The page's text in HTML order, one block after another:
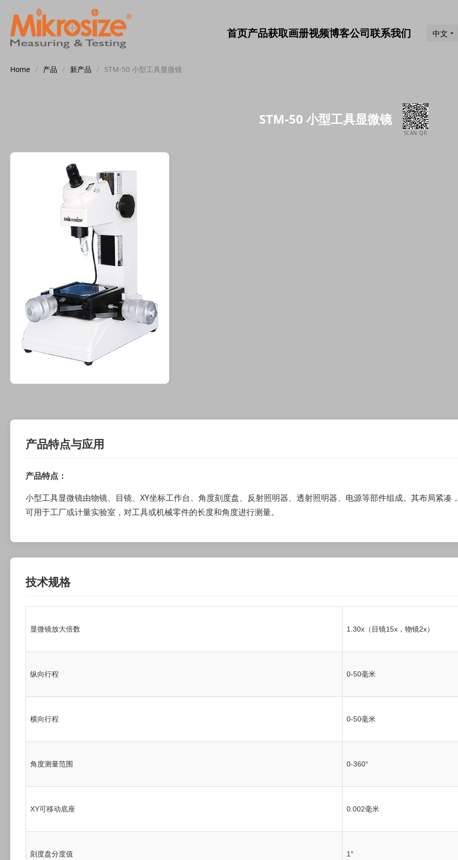
首页产品获取画册视频博客公司联系我们 中文
Home / 产品 / 新产品 / STM-50 小型工具显微镜
STM-50 小型工具显微镜
SCAN QR
产品特点与应用
产品特点：
小型工具显微镜由物镜、目镜、XY坐标工作台、角度刻度盘、反射照明器、透射照明器、电源等部件组成。其布局紧凑
可用于工厂或计量实验室，对工具或机械零件的长度和角度进行测量。
技术规格
显微镜放大倍数 1.30x（目镜15x，物镜2x）
纵向行程 0-50毫米
横向行程 0-50毫米
角度测量范围 0-360°
XY可移动底座 0.002毫米
刻度盘分度值 1°